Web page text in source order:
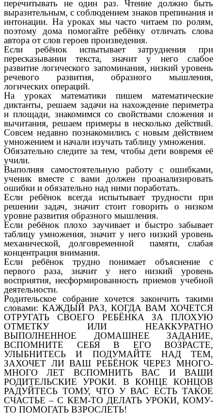
перечитывать не один раз. Чтение должно быть
выразительным, с соблюдением знаков препинания и
интонации. На уроках мы часто читаем по ролям,
поэтому дома помогайте ребёнку отличать слова
автора от слов героев произведения.
Если ребёнок испытывает затруднения при
пересказывании текста, значит у него слабое
развитие логического запоминания, низкий уровень
речевого развития, образного мышления,
логических операций.
На уроках математики пишем математические
диктанты, решаем задачи на нахождение периметра
и площади, знакомимся со свойствами сложения и
вычитания, решаем примеры в несколько действий.
Совсем недавно познакомились с новым действием
умножением и начали изучать таблицу умножения.
Обязательно следите за тем, чтобы дети вовремя её
учили.
Выполняя самостоятельную работу с ошибками,
ученик вместе с вами должен проанализировать
ошибки и обязательно над ними поработать.
Если ребёнок всегда испытывает трудности при
решении задач, значит стоит говорить о низком
уровне развития образного мышления.
Если ребёнок плохо заучивает и быстро забывает
таблицу умножения, значит у него низкий уровень
механической, долговременной памяти, слабая
концентрация внимания.
Если ребёнок трудно понимает объяснение с
первого раза, значит у него низкий уровень
восприятия, несформированность приемов учебной
деятельности.
Родительское собрание хочется закончить такими
словами: КАЖДЫЙ РАЗ, КОГДА ВАМ ХОЧЕТСЯ
ОТРУГАТЬ СВОЕГО РЕБЁНКА ЗА ПЛОХУЮ
ОТМЕТКУ ИЛИ НЕАККУРАТНО
ВЫПОЛНЕННОЕ ДОМАШНЕЕ ЗАДАНИЕ,
ВСПОМНИТЕ СЕБЯ В ЕГО ВОЗРАСТЕ,
УЛЫБНИТЕСЬ И ПОДУМАЙТЕ НАД ТЕМ,
ЗАХОЧЕТ ЛИ ВАШ РЕБЁНОК ЧЕРЕЗ МНОГО-
МНОГО ЛЕТ ВСПОМНИТЬ ВАС И ВАШИ
РОДИТЕЛЬСКИЕ УРОКИ. В КОНЦЕ КОНЦОВ
РАДУЙТЕСЬ ТОМУ, ЧТО У ВАС ЕСТЬ ТАКОЕ
СЧАСТЬЕ – С КЕМ-ТО ДЕЛАТЬ УРОКИ, КОМУ-
ТО ПОМОГАТЬ ВЗРОСЛЕТЬ!